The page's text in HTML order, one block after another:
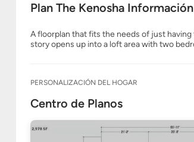
Plan The Kenosha Información
A floorplan that fits the needs of just
story opens up into a loft area with two
PERSONALIZACIÓN DEL HOGAR
Centro de Planos